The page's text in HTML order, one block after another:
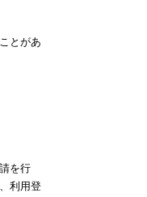
とがあ
を行
利用登